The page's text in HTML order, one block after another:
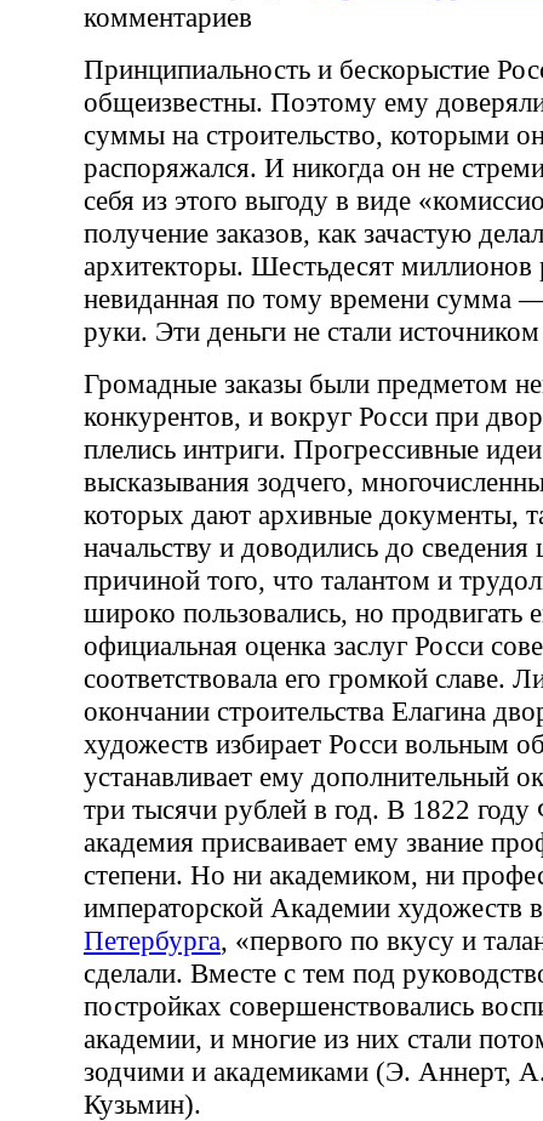
комментариев
Принципиальность и бескорыстие
общеизвестны. Поэтому ему
суммы на строительство, которыми
распоряжался. И никогда он не
себя из этого выгоду в виде
получение заказов, как зачастую
архитекторы. Шестьдесят
невиданная по тому времени сумма
руки. Эти деньги не стали
Громадные заказы были предметом
конкурентов, и вокруг Росси при
плелись интриги. Прогрессивные
высказывания зодчего,
которых дают архивные документы,
начальству и доводились до
причиной того, что талантом и
широко пользовались, но продвигать
официальная оценка заслуг Росси
соответствовала его громкой славе.
окончании строительства Елагина
художеств избирает Росси вольным
устанавливает ему дополнительный
три тысячи рублей в год. В 1822 году
академия присваивает ему звание
степени. Но ни академиком, ни
императорской Академии художеств
Петербурга, «первого по вкусу и
сделали. Вместе с тем под
постройках совершенствовались
академии, и многие из них стали
зодчими и академиками (Э. Аннерт,
Кузьмин).